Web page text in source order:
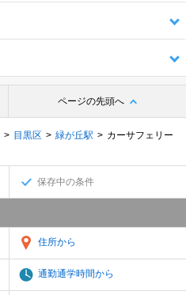
ページの先頭へ
目黒区 緑が丘駅
カーサフェリー
保存中の条件
住所から
通勤通学時間から